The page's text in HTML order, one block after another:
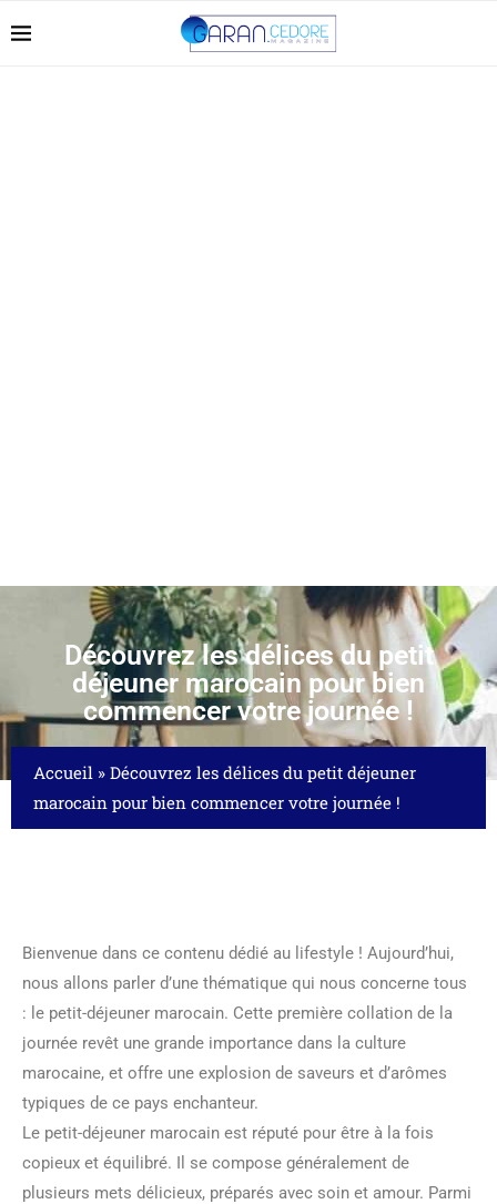
Découvrez les délices du petit
déjeuner marocain pour bien
commencer votre journée !
Accueil » Découvrez les délices du petit déjeuner
marocain pour bien commencer votre journée !
Bienvenue dans ce contenu dédié au lifestyle ! Aujourd’hui,
nous allons parler d’une thématique qui nous concerne tous
: le petit-déjeuner marocain. Cette première collation de la
journée revêt une grande importance dans la culture
marocaine, et offre une explosion de saveurs et d’arômes
typiques de ce pays enchanteur.
Le petit-déjeuner marocain est réputé pour être à la fois
copieux et équilibré. Il se compose généralement de
plusieurs mets délicieux, préparés avec soin et amour. Parmi